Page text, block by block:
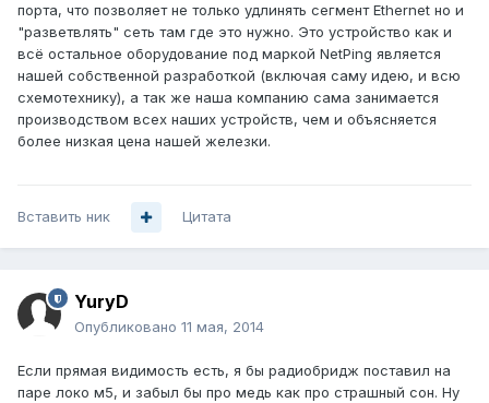
порта, что позволяет не только удлинять сегмент Ethernet но и
"разветвлять" сеть там где это нужно. Это устройство как и
всё остальное оборудование под маркой NetPing является
нашей собственной разработкой (включая саму идею, и всю
схемотехнику), а так же наша компанию сама занимается
производством всех наших устройств, чем и объясняется
более низкая цена нашей железки.
Вставить ник Цитата
YuryD
Опубликовано 11 мая, 2014
Если прямая видимость есть, я бы радиобридж поставил на
паре локо м5, и забыл бы про медь как про страшный сон. Ну